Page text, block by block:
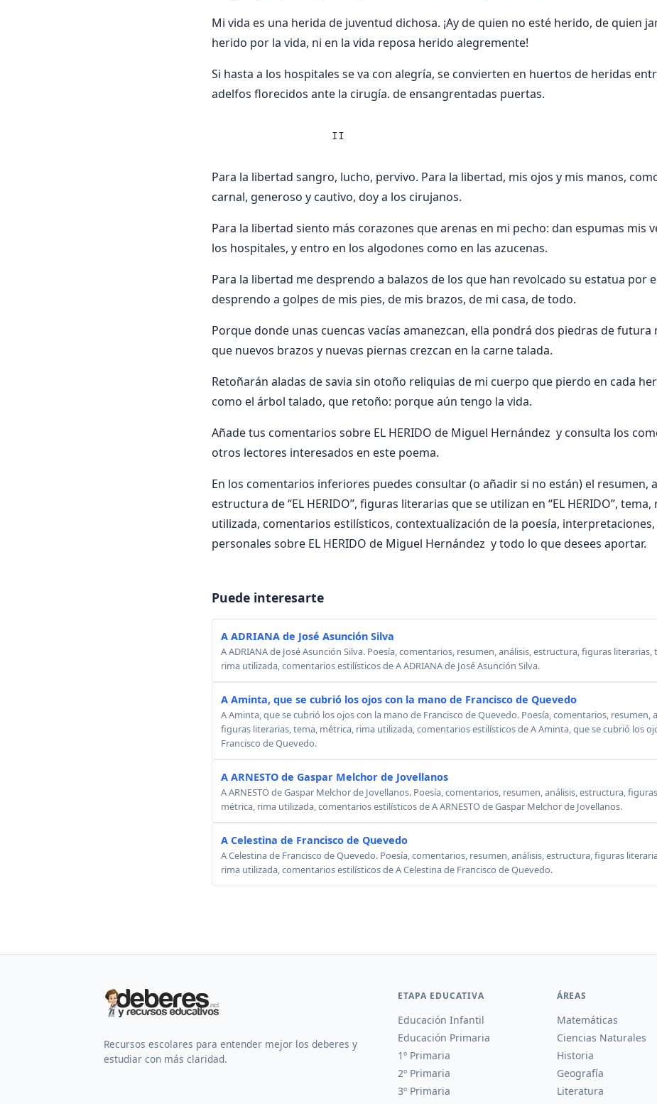
Mi vida es una herida de juventud dichosa. ¡Ay de quien no esté herido, de quien
herido por la vida, ni en la vida reposa herido alegremente!
Si hasta a los hospitales se va con alegría, se convierten en huertos de heridas
adelfos florecidos ante la cirugía. de ensangrentadas puertas.
                 II
Para la libertad sangro, lucho, pervivo. Para la libertad, mis ojos y mis manos,
carnal, generoso y cautivo, doy a los cirujanos.
Para la libertad siento más corazones que arenas en mi pecho: dan espumas mis
los hospitales, y entro en los algodones como en las azucenas.
Para la libertad me desprendo a balazos de los que han revolcado su estatua por
desprendo a golpes de mis pies, de mis brazos, de mi casa, de todo.
Porque donde unas cuencas vacías amanezcan, ella pondrá dos piedras de futura
que nuevos brazos y nuevas piernas crezcan en la carne talada.
Retoñarán aladas de savia sin otoño reliquias de mi cuerpo que pierdo en cada
como el árbol talado, que retoño: porque aún tengo la vida.
Añade tus comentarios sobre EL HERIDO de Miguel Hernández y consulta los
otros lectores interesados en este poema.
En los comentarios inferiores puedes consultar (o añadir si no están) el resumen,
estructura de “EL HERIDO”, figuras literarias que se utilizan en “EL HERIDO”,
utilizada, comentarios estilísticos, contextualización de la poesía,
personales sobre EL HERIDO de Miguel Hernández y todo lo que desees aportar.
Puede interesarte
A ADRIANA de José Asunción Silva
A ADRIANA de José Asunción Silva. Poesía, comentarios, resumen, análisis, estructura, figuras literarias,
rima utilizada, comentarios estilísticos de A ADRIANA de José Asunción Silva.
A Aminta, que se cubrió los ojos con la mano de Francisco de Quevedo
A Aminta, que se cubrió los ojos con la mano de Francisco de Quevedo. Poesía, comentarios, resumen,
figuras literarias, tema, métrica, rima utilizada, comentarios estilísticos de A Aminta, que se cubrió los
Francisco de Quevedo.
A ARNESTO de Gaspar Melchor de Jovellanos
A ARNESTO de Gaspar Melchor de Jovellanos. Poesía, comentarios, resumen, análisis, estructura,
métrica, rima utilizada, comentarios estilísticos de A ARNESTO de Gaspar Melchor de Jovellanos.
A Celestina de Francisco de Quevedo
A Celestina de Francisco de Quevedo. Poesía, comentarios, resumen, análisis, estructura, figuras
rima utilizada, comentarios estilísticos de A Celestina de Francisco de Quevedo.
Recursos escolares para entender mejor los deberes y
estudiar con más claridad.
ETAPA EDUCATIVA
Educación Infantil
Educación Primaria
1º Primaria
2º Primaria
3º Primaria
ÁREAS
Matemáticas
Ciencias Naturales
Historia
Geografía
Literatura